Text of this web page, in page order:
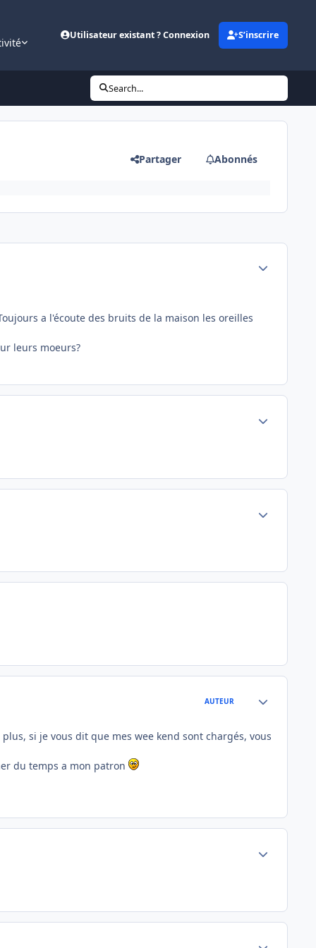
Utilisateur existant ? Connexion S’inscrire
Search...
Partager Abonnés
a l'écoute des bruits de la maison les oreilles
leurs moeurs?
AUTEUR
si je vous dit que mes wee kend sont chargés, vous
du temps a mon patron